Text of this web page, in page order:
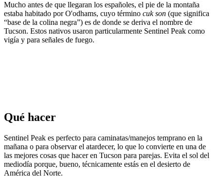
Mucho antes de que llegaran los españoles, el pie de la montaña
estaba habitado por O'odhams, cuyo término cuk son (que significa
“base de la colina negra”) es de donde se deriva el nombre de
Tucson. Estos nativos usaron particularmente Sentinel Peak como
vigía y para señales de fuego.
Qué hacer
Sentinel Peak es perfecto para caminatas/manejos temprano en la
mañana o para observar el atardecer, lo que lo convierte en una de
las mejores cosas que hacer en Tucson para parejas. Evita el sol del
mediodía porque, bueno, técnicamente estás en el desierto de
América del Norte.